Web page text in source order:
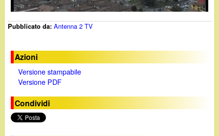
i
a
V
d
Pubblicato da:Antenna 2 TV
Azioni
Versione stampabile
Versione PDF
Condividi